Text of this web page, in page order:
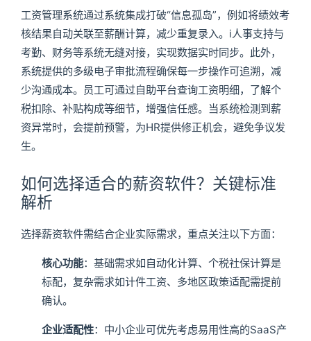
工资管理系统通过系统集成打破“信息孤岛”，例如将绩效考
核结果自动关联至薪酬计算，减少重复录入。i人事支持与
考勤、财务等系统无缝对接，实现数据实时同步。此外，
系统提供的多级电子审批流程确保每一步操作可追溯，减
少沟通成本。员工可通过自助平台查询工资明细，了解个
税扣除、补贴构成等细节，增强信任感。当系统检测到薪
资异常时，会提前预警，为HR提供修正机会，避免争议发
生。
如何选择适合的薪资软件？关键标准
解析
选择薪资软件需结合企业实际需求，重点关注以下方面：
核心功能：基础需求如自动化计算、个税社保计算是
标配，复杂需求如计件工资、多地区政策适配需提前
确认。
企业适配性：中小企业可优先考虑易用性高的SaaS产